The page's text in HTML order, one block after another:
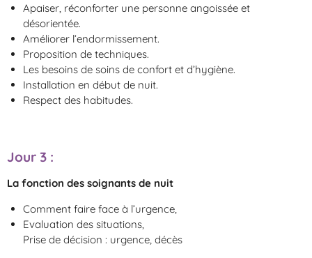
Apaiser, réconforter une personne angoissée et
désorientée.
Améliorer l’endormissement.
Proposition de techniques.
Les besoins de soins de confort et d’hygiène.
Installation en début de nuit.
Respect des habitudes.
Jour 3 :
La fonction des soignants de nuit
Comment faire face à l’urgence,
Evaluation des situations,
Prise de décision : urgence, décès